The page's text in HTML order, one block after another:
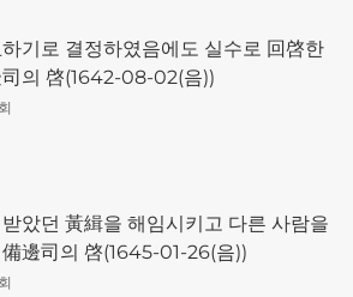
기로 결정하였음에도 실수로 回啓한
의 啓(1642-08-02(음))
았던 黃緝을 해임시키고 다른 사람을
邊司의 啓(1645-01-26(음))